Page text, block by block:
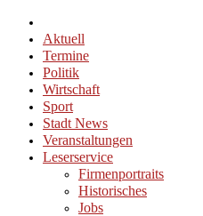
Aktuell
Termine
Politik
Wirtschaft
Sport
Stadt News
Veranstaltungen
Leserservice
Firmenportraits
Historisches
Jobs